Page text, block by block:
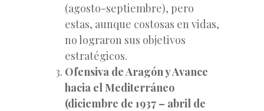
(agosto-septiembre), pero
estas, aunque costosas en vidas,
no lograron sus objetivos
estratégicos.
Ofensiva de Aragón y Avance
hacia el Mediterráneo
(diciembre de 1937 – abril de